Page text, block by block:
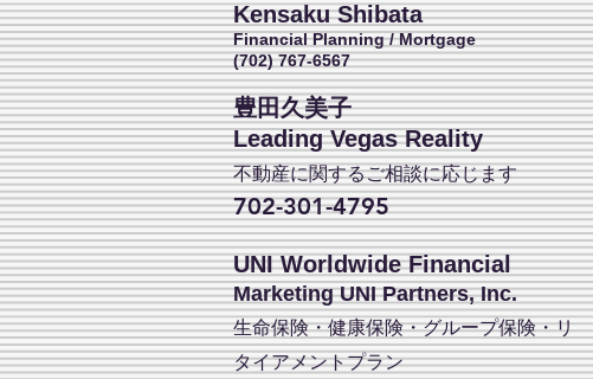
Kensaku Shibata
Financial Planning / Mortgage
(702) 767-6567
豊田久美子
Leading Vegas Reality
不動産に関するご相談に応じます
702-301-4795
UNI Worldwide Financial
Marketing UNI Partners, Inc.
生命保険・健康保険・グループ保険・リ
タイアメントプラン